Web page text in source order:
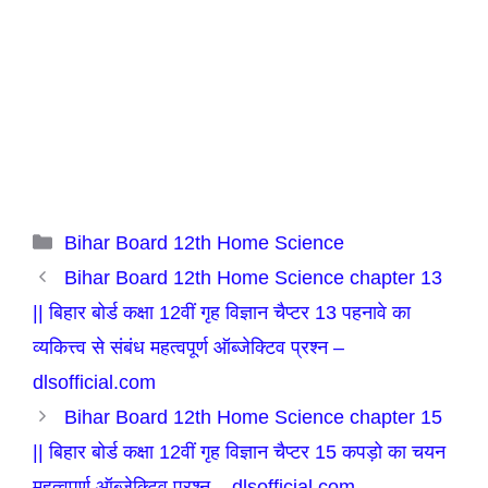
Categories
Bihar Board 12th Home Science
Bihar Board 12th Home Science chapter 13
|| बिहार बोर्ड कक्षा 12वीं गृह विज्ञान चैप्टर 13 पहनावे का
व्यकित्त्व से संबंध महत्वपूर्ण ऑब्जेक्टिव प्रश्न –
dlsofficial.com
Bihar Board 12th Home Science chapter 15
|| बिहार बोर्ड कक्षा 12वीं गृह विज्ञान चैप्टर 15 कपड़ो का चयन